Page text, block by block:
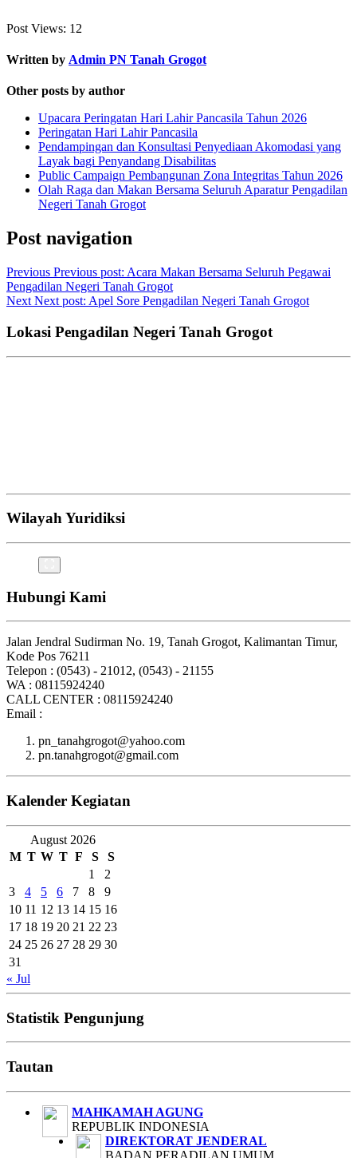
Post Views: 12
Written by Admin PN Tanah Grogot
Other posts by author
Upacara Peringatan Hari Lahir Pancasila Tahun 2026
Peringatan Hari Lahir Pancasila
Pendampingan dan Konsultasi Penyediaan Akomodasi yang
Layak bagi Penyandang Disabilitas
Public Campaign Pembangunan Zona Integritas Tahun 2026
Olah Raga dan Makan Bersama Seluruh Aparatur Pengadilan
Negeri Tanah Grogot
Post navigation
Previous Previous post: Acara Makan Bersama Seluruh Pegawai
Pengadilan Negeri Tanah Grogot
Next Next post: Apel Sore Pengadilan Negeri Tanah Grogot
Lokasi Pengadilan Negeri Tanah Grogot
Wilayah Yuridiksi
Hubungi Kami
Jalan Jendral Sudirman No. 19, Tanah Grogot, Kalimantan Timur,
Kode Pos 76211
Telepon : (0543) - 21012, (0543) - 21155
WA : 08115924240
CALL CENTER : 08115924240
Email :
pn_tanahgrogot@yahoo.com
pn.tanahgrogot@gmail.com
Kalender Kegiatan
August 2026
M T W T F S
S
1
2
3
4 5 6 7 8
9
10 11 12 13 14 15 16
17 18 19 20 21 22 23
24 25 26 27 28 29 30
31
« Jul
Statistik Pengunjung
Tautan
MAHKAMAH AGUNG
REPUBLIK INDONESIA
DIREKTORAT JENDERAL
BADAN PERADILAN UMUM